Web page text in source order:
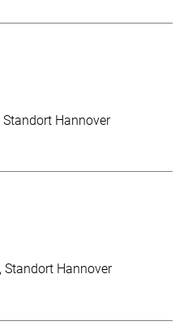
Standort Hannover
Standort Hannover